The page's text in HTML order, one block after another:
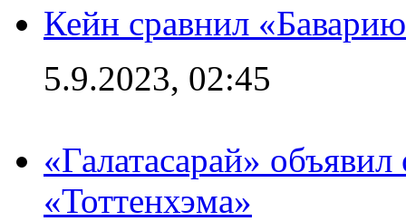
Кейн сравнил
5.9.2023, 02:45
«Галатасарай»
«Тоттенхэма»